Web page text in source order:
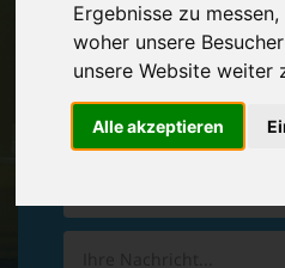
Ergebnisse zu
woher unsere
unsere Website weiter
Alle akzeptieren
Vereinbaren
Hinterlassen Sie uns gern